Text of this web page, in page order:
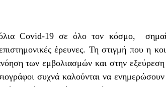
Covid-19 σε όλο τον κόσμο,
έρευνες. Τη στιγμή που η
των εμβολιασμών και στην εξεύρεση
συχνά καλούνται να ενημερώσουν